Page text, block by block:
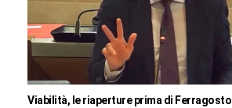
Viabilità, le riaperture prima di Ferragosto